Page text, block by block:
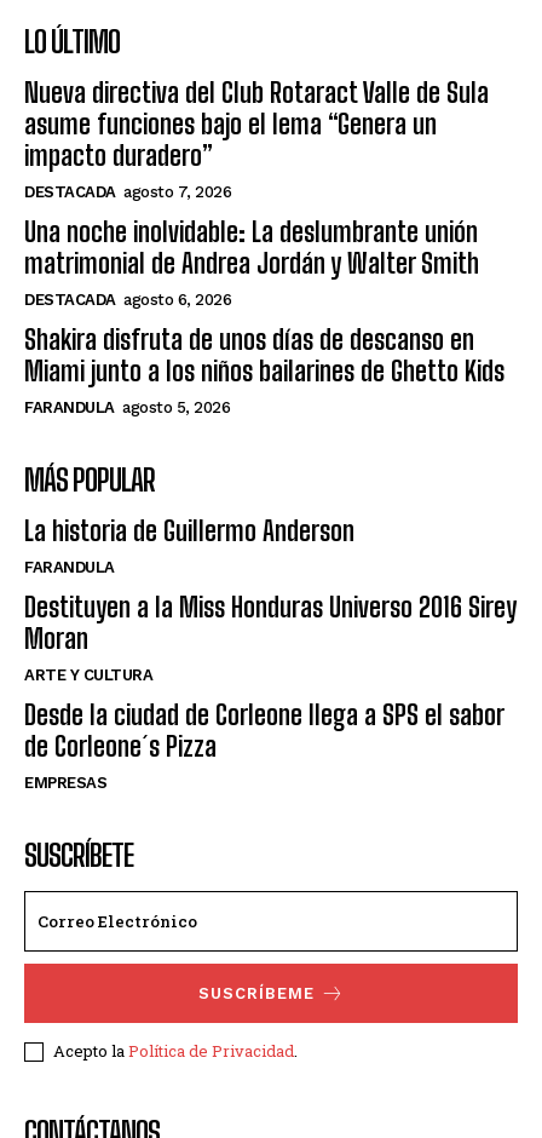
LO ÚLTIMO
Nueva directiva del Club Rotaract Valle de Sula
asume funciones bajo el lema “Genera un
impacto duradero”
DESTACADA agosto 7, 2026
Una noche inolvidable: La deslumbrante unión
matrimonial de Andrea Jordán y Walter Smith
DESTACADA agosto 6, 2026
Shakira disfruta de unos días de descanso en
Miami junto a los niños bailarines de Ghetto Kids
FARANDULA agosto 5, 2026
MÁS POPULAR
La historia de Guillermo Anderson
FARANDULA
Destituyen a la Miss Honduras Universo 2016 Sirey
Moran
ARTE Y CULTURA
Desde la ciudad de Corleone llega a SPS el sabor
de Corleone´s Pizza
EMPRESAS
SUSCRÍBETE
SUSCRÍBEME
Acepto laPolítica de Privacidad.